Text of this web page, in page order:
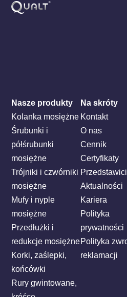
Nasze produkty
Kolanka mosiężne
Śrubunki i
półśrubunki
mosiężne
Trójniki i czwórniki
mosiężne
Mufy i nyple
mosiężne
Przedłużki i
redukcje mosiężne
Korki, zaślepki,
końcówki
Rury gwintowane,
Na skróty
Kontakt
O nas
Cennik
Certyfikaty
Aktualności
Kariera
Polityka
prywatności
Polityka
reklamacji